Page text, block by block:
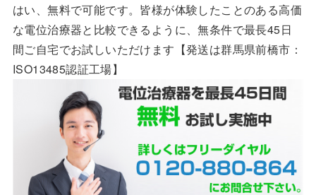
はい、無料で可能です。皆様が体験したことのある高価
な電位治療器と比較できるように、無条件で最長45日
間ご自宅でお試しいただけます【発送は群馬県前橋市：
ISO13485認証工場】